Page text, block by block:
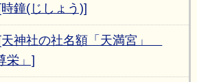
鐘(じしょう)]
神社の社名額「天満宮」
栄」]